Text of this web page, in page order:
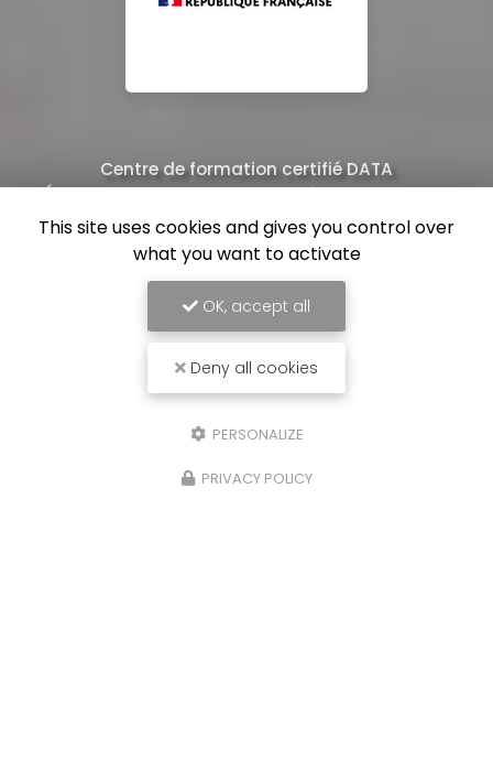
Centre de formation certifié DATA
Équipe de professionnels formés au nettoyage
This site uses cookies and gives you control over
what you want to activate
OK, accept all
Deny all cookies
PERSONALIZE
PRIVACY POLICY